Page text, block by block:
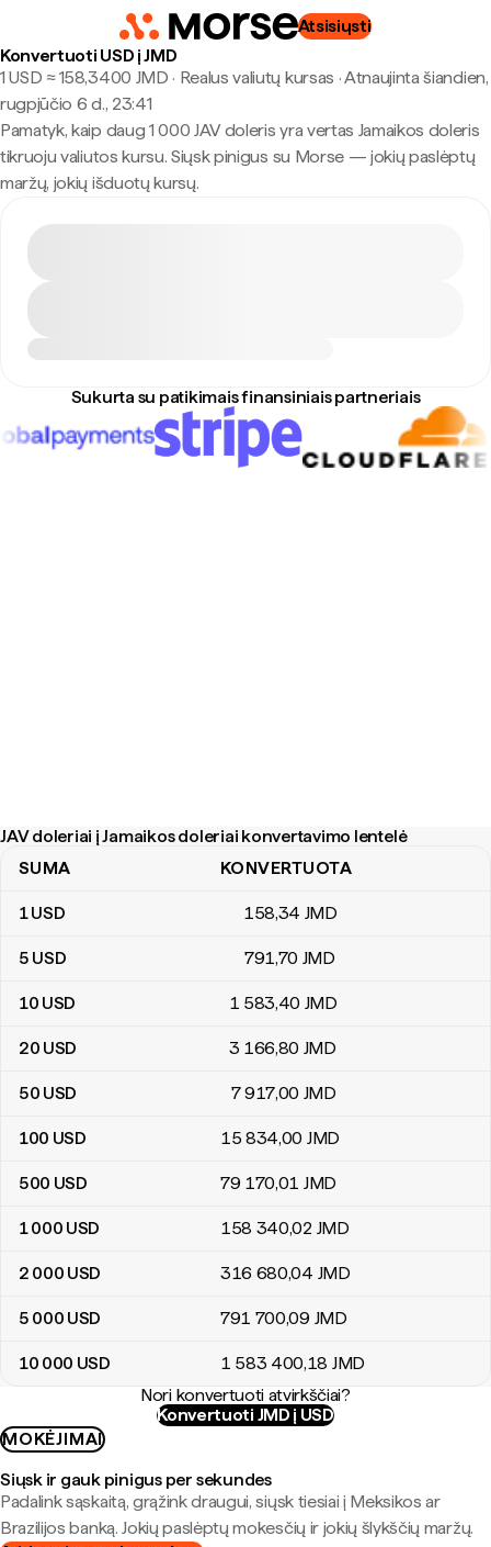
Atsisiųsti
Konvertuoti USD į JMD
1 USD ≈ 158,3400 JMD · Realus valiutų kursas ·Atnaujinta šiandien,
rugpjūčio 6 d., 23:41
Pamatyk, kaip daug 1 000 JAV doleris yra vertas Jamaikos doleris
tikruoju valiutos kursu. Siųsk pinigus su Morse — jokių paslėptų
maržų, jokių išduotų kursų.
Sukurta su patikimais finansiniais partneriais
JAV doleriai į Jamaikos doleriai konvertavimo lentelė
JAV doleriai į Jamaikos doleriai konvertavimo lentelė
SUMA KONVERTUOTA
1USD 158,34 JMD
5 USD 791,70 JMD
10 USD 1 583,40 JMD
20 USD 3 166,80 JMD
50 USD 7 917,00 JMD
100 USD 15 834,00 JMD
500 USD 79 170,01 JMD
1 000 USD 158 340,02 JMD
2 000 USD 316 680,04 JMD
5 000 USD 791 700,09 JMD
10 000 USD 1 583 400,18 JMD
Nori konvertuoti atvirkščiai?
Konvertuoti JMD į USD
MOKĖJIMAI
Siųsk ir gauk pinigus per sekundes
Padalink sąskaitą, grąžink draugui, siųsk tiesiai į Meksikos ar
Brazilijos banką. Jokių paslėptų mokesčių ir jokių šlykščių maržų.